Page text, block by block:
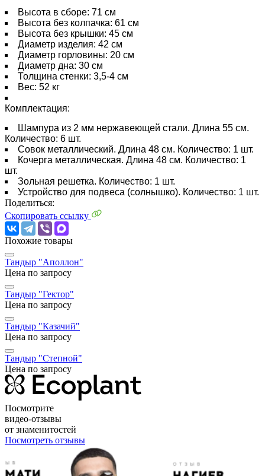
Высота в сборе: 71 см
Высота без колпачка: 61 см
Высота без крышки: 45 см
Диаметр изделия: 42 см
Диаметр горловины: 20 см
Диаметр дна: 30 см
Толщина стенки: 3,5-4 см
Вес: 52 кг
Комплектация:
Шампура из 2 мм нержавеющей стали. Длина 55 см.
Количество: 6 шт.
Совок металлический. Длина 48 см. Количество: 1 шт.
Кочерга металлическая. Длина 48 см. Количество: 1
шт.
Зольная решетка. Количество: 1 шт.
Устройство для подвеса (солнышко). Количество: 1 шт.
Поделиться:
Скопировать ссылку
Похожие товары
Тандыр "Аполлон"
Цена по запросу
Тандыр "Гектор"
Цена по запросу
Тандыр "Казачий"
Цена по запросу
Тандыр "Степной"
Цена по запросу
Посмотрите
видео-отзывы
от знаменитостей
Посмотреть отзывы